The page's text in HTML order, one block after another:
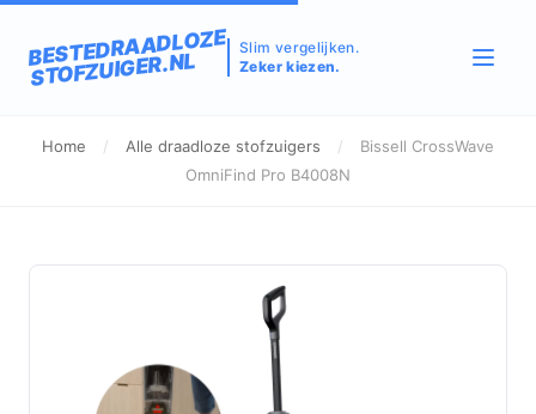
BESTEDRAADLOZE
STOFZUIGER.NL
Slim vergelijken.
Zeker kiezen.
Home / Alle draadloze stofzuigers /
Bissell CrossWave
OmniFind Pro B4008N